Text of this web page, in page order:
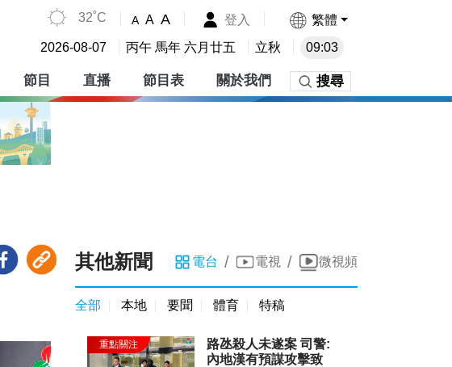
32˚C A A A 登入 繁體
2026-08-07 丙午 馬年 六月廿五 立秋 09:03
節目 直播 節目表 關於我們 搜尋
其他新聞 電台 / 電視 / 微視頻
全部 本地 要聞 體育 特稿
路氹殺人未遂案 司警:
內地漢有預謀攻擊致